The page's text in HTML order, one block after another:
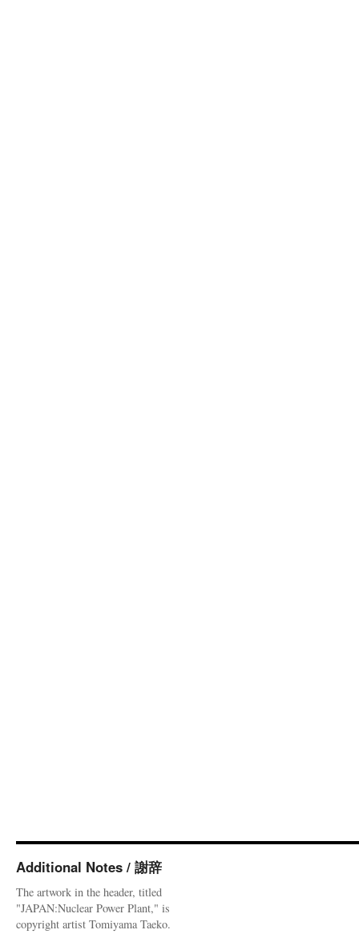
Additional Notes / 謝辞
The artwork in the header, titled
"JAPAN:Nuclear Power Plant," is
copyright artist Tomiyama Taeko.